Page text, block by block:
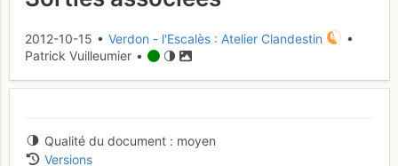
2012-10-15 • Verdon - l'Escalès : Atelier Clandestin
•
Patrick Vuilleumier •
Qualité du document
moyen
Versions